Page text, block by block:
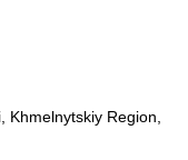
Region,